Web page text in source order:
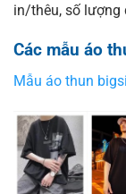
in/thêu, số lượng
Các mẫu áo
Mẫu áo thun